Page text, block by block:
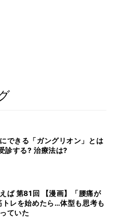
できる「ガングリオン」とは
診する? 治療法は?
ば 第81回 【漫画】「腰痛が
トレを始めたら…体型も思考も
ていた